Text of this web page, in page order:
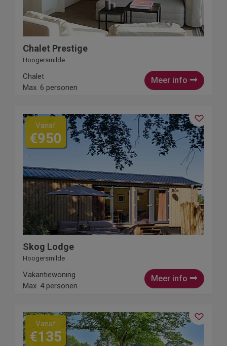
Chalet Prestige
Hoogersmilde
Meer info
Chalet
Max. 6 personen
Vanaf
€950
Skog Lodge
Hoogersmilde
Meer info
Vakantiewoning
Max. 4 personen
Vanaf
€135